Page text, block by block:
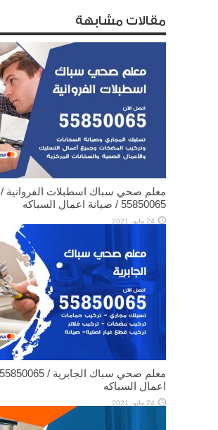
مقالات مشابهة
معلم صحي سباك اسطبلات الفروانية /
55850065 / صيانة اعمال السباكه
24 مايو، 2021
اعمال السباكه
24 مايو، 2021